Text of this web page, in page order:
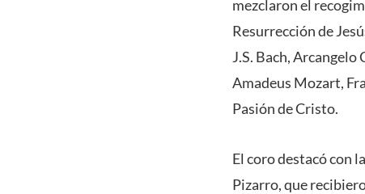
mezclaron el
Resurrección de
J.S. Bach,
Amadeus Mozart,
Pasión de Cristo.
El coro destacó con
Pizarro, que